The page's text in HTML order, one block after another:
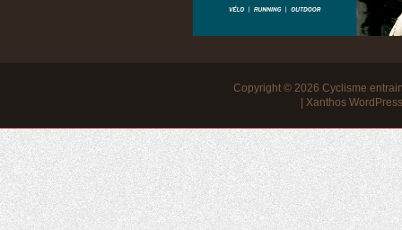
Copyright © 2026Cyclisme
|Xanthos